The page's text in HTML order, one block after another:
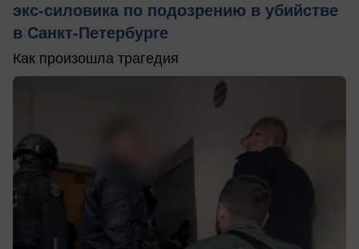
экс-силовика по подозрению в убийстве
в Санкт-Петербурге
Как произошла трагедия